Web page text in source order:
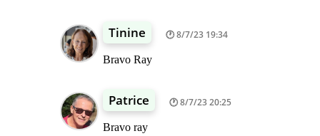
Tinine 8/7/23 19:34
Bravo Ray
Patrice 8/7/23 20:25
Bravo ray